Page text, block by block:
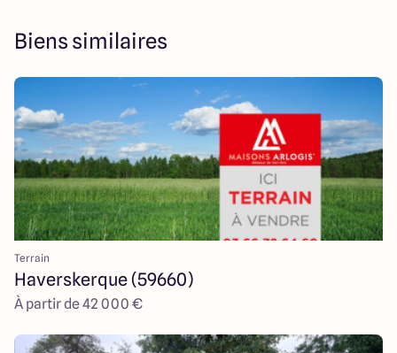
Biens similaires
Terrain
Haverskerque (59660)
À partir de 42 000 €